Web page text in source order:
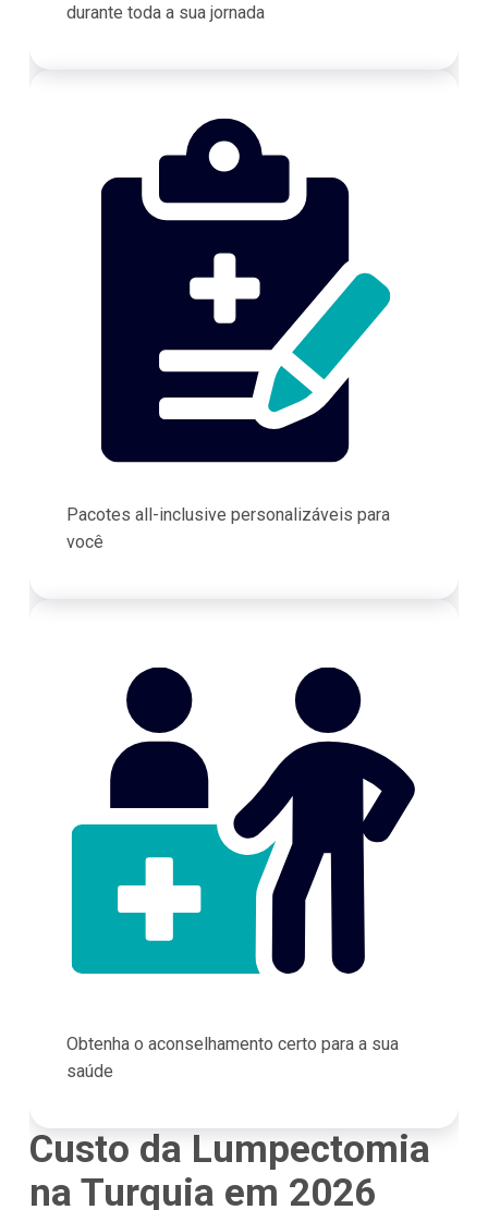
durante toda a sua jornada
Pacotes all-inclusive personalizáveis para
você
Obtenha o aconselhamento certo para a sua
saúde
Custo da Lumpectomia
na Turquia em 2026